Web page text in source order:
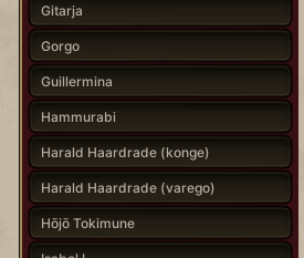
Gitarja
Gorgo
Guillermina
Hammurabi
Harald Haardrade (konge)
Harald Haardrade (varego)
Hōjō Tokimune